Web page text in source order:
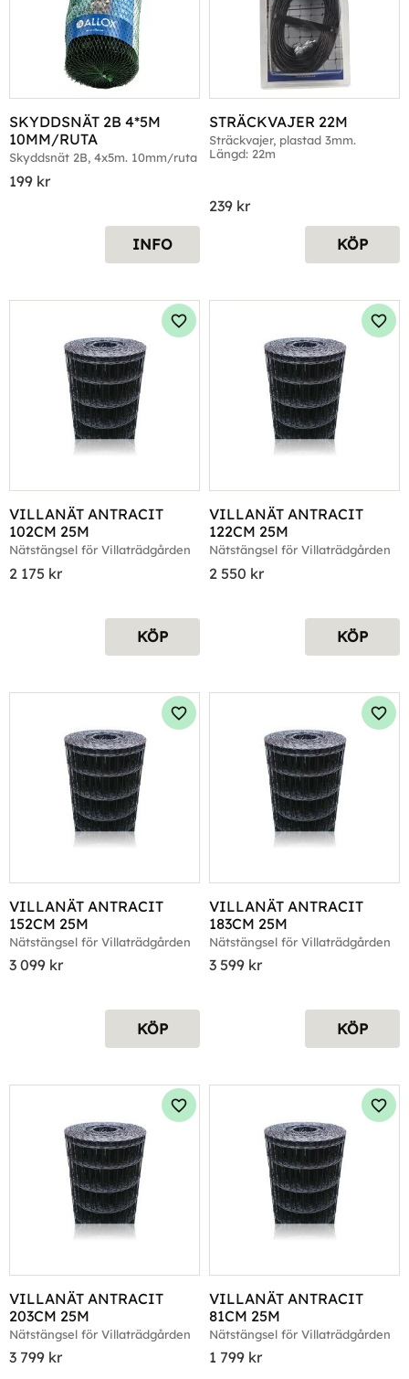
SKYDDSNÄT 2B 4*5M
10MM/RUTA
Skyddsnät 2B, 4x5m. 10mm/ruta
199 kr
INFO
STRÄCKVAJER 22M
Sträckvajer, plastad 3mm.
Längd: 22m
239 kr
KÖP
VILLANÄT ANTRACIT
102CM 25M
Nätstängsel för Villaträdgården
2 175 kr
Lägg till i favoriter
KÖP
VILLANÄT ANTRACIT
122CM 25M
Nätstängsel för Villaträdgården
2 550 kr
KÖP
VILLANÄT ANTRACIT
152CM 25M
Nätstängsel för Villaträdgården
3 099 kr
Lägg till i favoriter
KÖP
VILLANÄT ANTRACIT
183CM 25M
Nätstängsel för Villaträdgården
3 599 kr
KÖP
VILLANÄT ANTRACIT
203CM 25M
Nätstängsel för Villaträdgården
3 799 kr
Lägg till i favoriter
VILLANÄT ANTRACIT
81CM 25M
Nätstängsel för Villaträdgården
1 799 kr